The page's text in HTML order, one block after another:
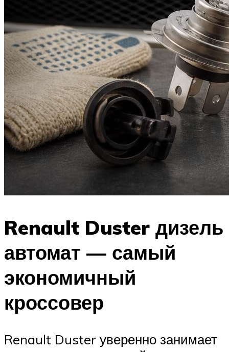
Renault Duster дизель
автомат — самый
экономичный
кроссовер
Renault Duster уверенно занимает